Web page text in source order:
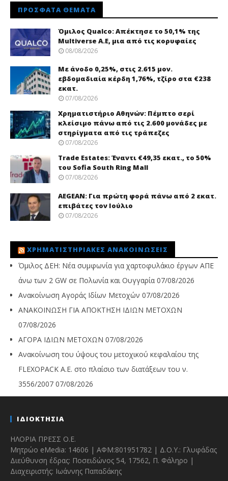
ΠΡΌΣΦΑΤΑ ΘΈΜΑΤΑ
Όμιλος Qualco: Απέκτησε το 50,1% της
Multiverse A.E, μια από τις κορυφαίες
08/08/2026
Με άνοδο 0,25%, στις 2.615 μον.
εβδομαδιαία κέρδη 1,76%, τζίρο στα €238
εκατ.
07/08/2026
Χρηματιστήριο Αθηνών: Πέμπτο σερί
κλείσιμο πάνω από τις 2.600 μονάδες με
στηρίγματα από τις τράπεζες
07/08/2026
Trade Εstates: Έναντι €49,35 εκατ., το 50%
του Sofia South Ring Mall
07/08/2026
AEGEAN: Για πρώτη φορά πάνω από 2 εκατ.
επιβάτες τον Ιούλιο
07/08/2026
ΧΡΗΜΑΤΙΣΤΗΡΙΑΚΈΣ ΑΝΑΚΟΙΝΏΣΕΙΣ
Όμιλος ΔΕΗ: Νέα συμφωνία για χαρτοφυλάκιο έργων ΑΠΕ
άνω των 2 GW σε Πολωνία και Ουγγαρία 07/08/2026
Ανακοίνωση Αγοράς Ιδίων Μετοχών 07/08/2026
ΑΝΑΚΟΙΝΩΣΗ ΓΙΑ ΑΠΟΚΤΗΣΗ ΙΔΙΩΝ ΜΕΤΟΧΩΝ
07/08/2026
ΑΓΟΡΑ ΙΔΙΩΝ ΜΕΤΟΧΩΝ 07/08/2026
Ανακοίνωση του ύψους του μετοχικού κεφαλαίου της
FLEXOPACK A.E. στο πλαίσιο των διατάξεων του ν.
3556/2007 07/08/2026
ΙΔΙΟΚΤΗΣΙΑ
ΗΛΟΡΙΑ ΠΡΕΣΣ Ο.Ε.
Μητρώο eMedia: 14606 | ΑΦΜ:801951782 | Δ.Ο.Υ.: Γλυφάδας
Διεύθυνση έδρας: Ποσειδώνος 54, 17562, Π. Φάληρο |
Διαχειριστής: Ιωάννης Παπαδάκης